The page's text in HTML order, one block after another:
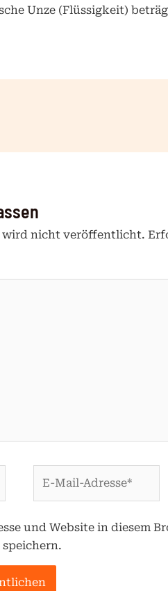
Unze (Flüssigkeit)
wird nicht veröffentlicht.
Mail-
und Website in diesem